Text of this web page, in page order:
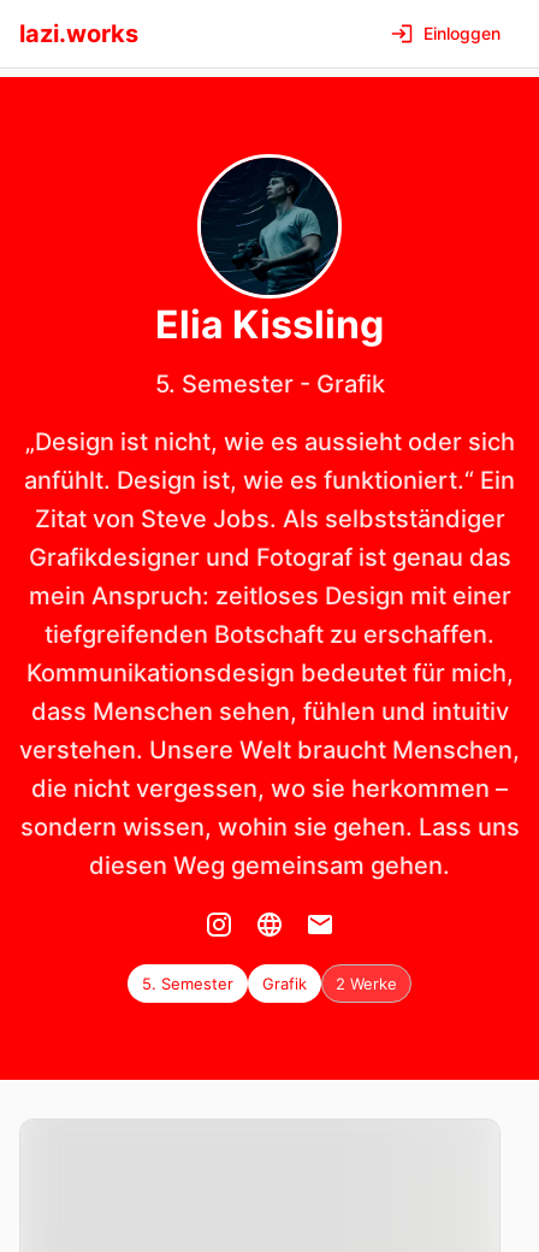
lazi.works Einloggen
Elia Kissling
5. Semester- Grafik
„Design ist nicht, wie es aussieht oder sich
anfühlt. Design ist, wie es funktioniert.“ Ein
Zitat von Steve Jobs. Als selbstständiger
Grafikdesigner und Fotograf ist genau das
mein Anspruch: zeitloses Design mit einer
tiefgreifenden Botschaft zu erschaffen.
Kommunikationsdesign bedeutet für mich,
dass Menschen sehen, fühlen und intuitiv
verstehen. Unsere Welt braucht Menschen,
die nicht vergessen, wo sie herkommen –
sondern wissen, wohin sie gehen. Lass uns
diesen Weg gemeinsam gehen.
5. Semester Grafik 2 Werke